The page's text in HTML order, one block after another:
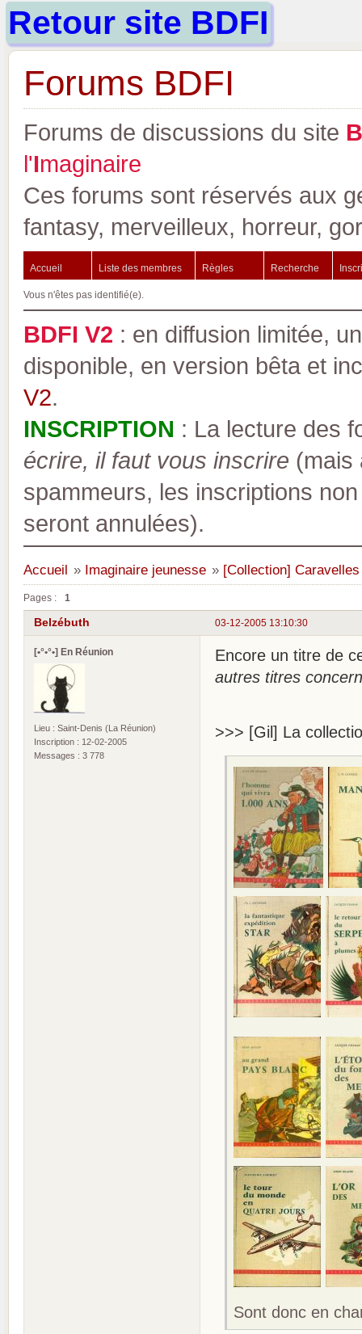
Retour site BDFI
Forums BDFI
Forums de discussions du site B
l'Imaginaire
Ces forums sont réservés aux
fantasy, merveilleux, horreur,
Accueil Liste des membres Règles Recherche
Vous n'êtes pas identifié(e).
BDFI V2 : en diffusion limitée,
disponible, en version bêta et
V2.
INSCRIPTION : La lecture des
écrire, il faut vous inscrire (mais
spammeurs, les inscriptions
seront annulées).
Accueil » Imaginaire jeunesse » [Collection]
Pages : 1
03-12-2005 13:10:30
Belzébuth
[•°•°•] En Réunion
Lieu : Saint-Denis (La Réunion)
Inscription : 12-02-2005
Messages : 3 778
Encore un titre de
autres titres
>>> [Gil] La
Sont donc en